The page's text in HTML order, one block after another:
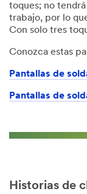
toques; no
trabajo, por lo
Con solo tres
Conozca estas
Pantallas de
Pantallas de
Historias de